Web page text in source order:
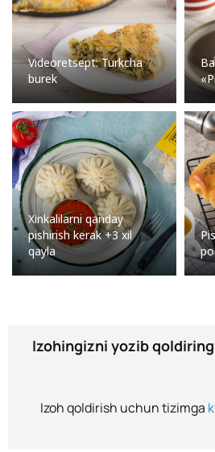
Videoretsept: Turkcha
burek
Xinkalilarni qanday
pishirish kerak +3 xil
qayla
Izohingizni yozib qoldiring
Izoh qoldirish uchun tizimga